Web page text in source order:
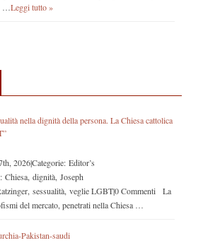
Leggi tutto »
nella dignità della persona. La Chiesa cattolica
2026|Categorie: Editor’s
dignità, Joseph
sessualità, veglie LGBT|0 Commenti La
del mercato, penetrati nella Chiesa …
Pakistan-saudi